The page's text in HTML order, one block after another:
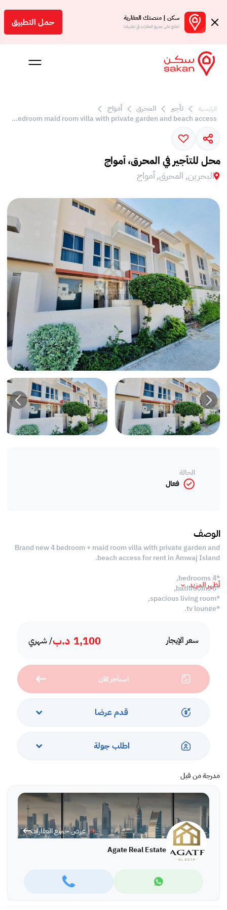
سكن | منصتك العقارية
اطلع على جميع العقارات في تطبيقنا حمل التطبيق
بالعمولة
الرئيسية تأجير المحرق
أمواج
Brand new 4 bedroom maid room villa with private garden and beach access
محل للتأجير في المحرق، أمواج
البحرين, المحرق, أمواج
سعر الإيجار 1,100 د.ب/ شهري
استأجر الآن
قدم عرضا
اطلب جولة
مدرجة من قبل
عرض جميع العقارات
Agate Real Estate
الحالة
فعال
الوصف
Brand new 4 bedroom + maid room villa with private garden and
beach access for rent in Amwaj Island.
*4 bedrooms,
*6 bathrooms,
*spacious living room,
*tv lounge,
Rent: BD 1100 exclusive
More variety of properties are available in different locations in
Bahrain,
For more information and viewing please call or WhatsApp:
Ivana Ivanova: +973 66663360, office: +973 17280288
أظهر المزيد